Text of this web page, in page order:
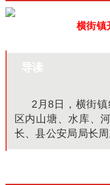
横街镇
导读
2月8日，横街
区内山塘、水库、
长、县公安局局长周